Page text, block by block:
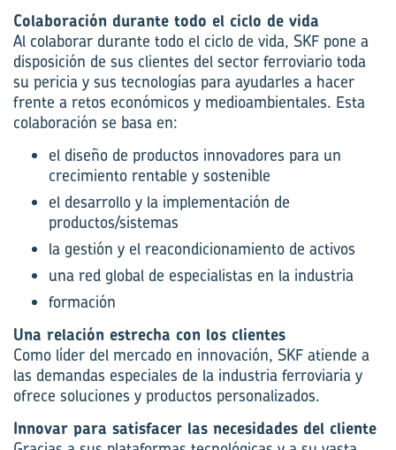
Colaboración durante todo el ciclo de vida
Al colaborar durante todo el ciclo de vida, SKF pone a
disposición de sus clientes del sector ferroviario toda
su pericia y sus tecnologías para ayudarles a hacer
frente a retos económicos y medioambientales. Esta
colaboración se basa en:
el diseño de productos innovadores para un
crecimiento rentable y sostenible
el desarrollo y la implementación de
productos/sistemas
la gestión y el reacondicionamiento de activos
una red global de especialistas en la industria
formación
Una relación estrecha con los clientes
Como líder del mercado en innovación, SKF atiende a
las demandas especiales de la industria ferroviaria y
ofrece soluciones y productos personalizados.
Innovar para satisfacer las necesidades del cliente